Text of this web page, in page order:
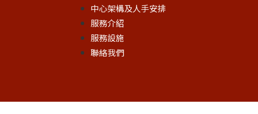
中心架構及人手安排
服務介紹
服務設施
聯絡我們